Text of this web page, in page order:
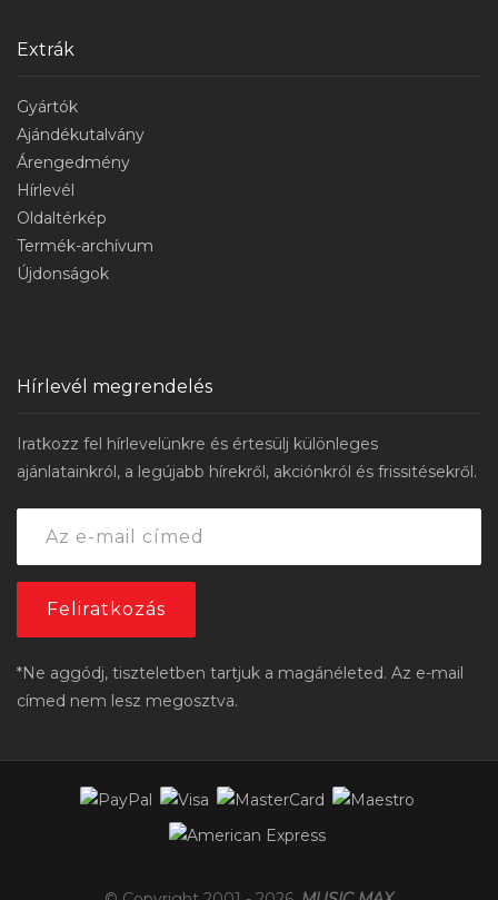
Extrák
Gyártók
Ajándékutalvány
Árengedmény
Hírlevél
Oldaltérkép
Termék-archívum
Újdonságok
Hírlevél megrendelés
Iratkozz fel hírlevelünkre és értesülj különleges
ajánlatainkról, a legújabb hírekről, akciónkról és frissitésekről.
*Ne aggódj, tiszteletben tartjuk a magánéleted. Az e-mail
címed nem lesz megosztva.